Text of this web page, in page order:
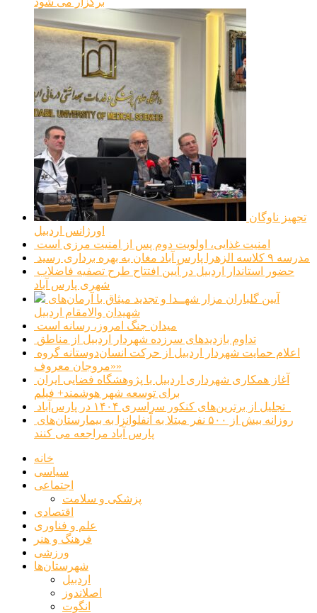
اورژانس اردبیل
امنیت غذایی، اولویت دوم پس از امنیت مرزی است
مدرسه ۹ کلاسه الزهرا پارس آباد مغان به بهره برداری رسید
شهری پارس آباد
شهیدان والامقام اردبیل
میدان جنگ امروز، رسانه است
تداوم بازدیدهای سرزده شهردار اردبیل از مناطق
«مروجان معروف»
برای توسعه شهر هوشمند+ فیلم
پارس آباد مراجعه می کنند
خانه
سیاسی
اجتماعی
پزشکی و سلامت
اقتصادی
علم و فناوری
فرهنگ و هنر
ورزشی
شهرستان‌ها
اردبیل
اصلاندوز
انگوت